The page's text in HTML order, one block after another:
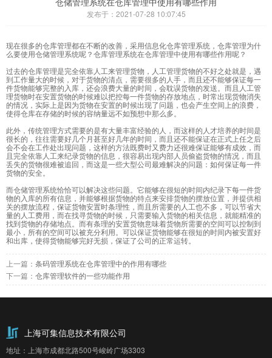
发布于：2021-07-28 10:07:45
现在很多的仓库管理都在不断的改善，采用信息化仓库管理系统，仓库管理为什
么要使用仓储管理系统呢？仓库管理系统在仓库管理中使用有哪些作用呢？
过去的仓库管理是完全依靠人工来管理货物，人工管理货物的不好之处就是，遇
到工作量大的时候，对于货物的清点，需要很多的人手，而且还不能够保证每一
件货物能够完整的入库，还会浪费大量的时间，会耽误货物的发送。而且人工管
理货物时在安置货物的时候难以把控每一件货物的存放地点，时常出现货物消失
的情况，实际上是因为货物在安置的时候出现了问题，也会产生空间上的浪费，
使得仓库在存储的时候的容纳量远不如预想中那么多。
此外，传统管理方式需要的是有大量丰富经验的人，而这样的人才培养的时间是
很长的，往往需要好几个月甚至好几年的时间，而且还不能保证在正式上任之后
会不会在工作处出现问题，这样的方法既费时又费力还很难保证能够有成效，而
且完全依靠人工来纪录货物的信息，很容易出现内部人员偷盗货物的情况，而且
丢失的货物很难被追回，而这是一些大型公司最难解决的问题：如何保证每一件
货物的安全。
而仓储管理系统恰恰可以解决这些问题。它能够在很短的时间内纪录下每一件货
物的入库的所有信息，并能够根据货物的特点来安排货物的摆放位置，并提供相
关的摆放流程，保证货物安置时条理性，而且所需要的人工也不多，可以节省大
量的人工费用，而在找寻货物的时候，只需要输入货物的相关信息，就能精准的
找到货物的存储地点。而有条理的安置货物意味着货物所需要的空间可以控制到
最小，所有的空间可以被充分利用。可以保证货物能够在很短的时间内被安置好
和出库，使得货物能够完好无损，保证了公司的正常运转。
上一篇： 条码管理系统在仓库管理中的作用有哪些
下一篇： 仓库管理软件的一些功能作用
上海可集信息技术有限公司
地址：上海市成都北路500号峻岭广场3303